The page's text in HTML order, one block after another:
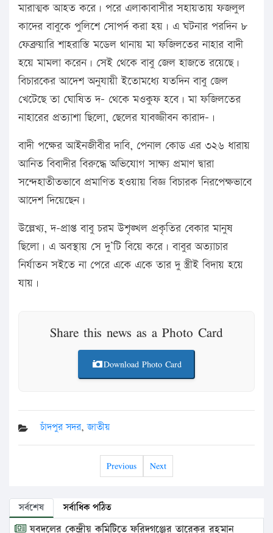
মারাত্মক আহত করে। পরে এলাকাবাসীর সহায়তায় ফজলুল
কাদের বাবুকে পুলিশে সোপর্দ করা হয়। এ ঘটনার পরদিন ৮
ফেব্রুয়ারি শাহরাস্তি মডেল থানায় মা ফজিলতের নাহার বাদী
হয়ে মামলা করেন। সেই থেকে বাবু জেল হাজতে রয়েছে।
বিচারকের আদেশ অনুযায়ী ইতোমধ্যে যতদিন বাবু জেল
খেটেছে তা ঘোষিত দ- থেকে মওকুফ হবে। মা ফজিলতের
নাহারের প্রত্যাশা ছিলো, ছেলের যাবজ্জীবন কারাদ-।
বাদী পক্ষের আইনজীবীর দাবি, পেনাল কোড এর ৩২৬ ধারায়
আনিত বিবাদীর বিরুদ্ধে অভিযোগ সাক্ষ্য প্রমাণ দ্বারা
সন্দেহাতীতভাবে প্রমাণিত হওয়ায় বিজ্ঞ বিচারক নিরপেক্ষভাবে
আদেশ দিয়েছেন।
উল্লেখ্য, দ-প্রাপ্ত বাবু চরম উশৃঙ্খল প্রকৃতির বেকার মানুষ
ছিলো। এ অবস্থায় সে দু’টি বিয়ে করে। বাবুর অত্যাচার
নির্যাতন সইতে না পেরে একে একে তার দু স্ত্রীই বিদায় হয়ে
যায়।
Share this news as a Photo Card
Download Photo Card
চাঁদপুর সদর,জাতীয়
Previous Next
সর্বশেষ সর্বাধিক পঠিত
যুবদলের কেন্দ্রীয় কমিটিতে ফরিদগঞ্জের তারেকুর রহমান